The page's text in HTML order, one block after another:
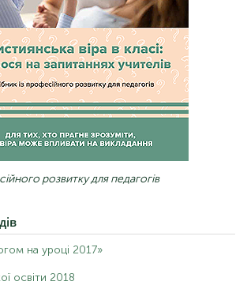
розвитку для педагогів
на уроці 2017»
освіти 2018